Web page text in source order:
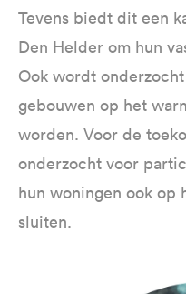
Tevens biedt dit een
Den Helder om hun
Ook wordt
gebouwen op het
worden. Voor de
onderzocht voor
hun woningen ook op
sluiten.